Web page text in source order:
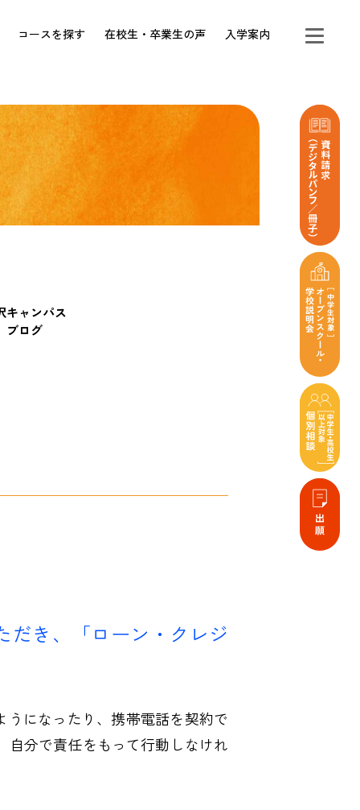
コースを探す 在校生・卒業生の声 入学案内
キャンパス
ブログ
だき、「ローン・クレジ
うになったり、携帯電話を契約で
自分で責任をもって行動しなけれ